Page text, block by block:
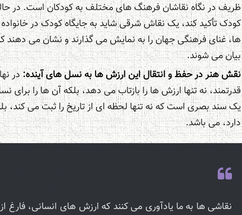
ظریف در نگاه نقاشان فرهنگ های مختلف به کودکان است. در
کودک تأکید کند، یک نقاش شرقی شاید به جایگاه کودک در
ها، غنای فرهنگی جهان را به نمایش می گذارند و نشان می
بیان می شوند.
نقش هنر در حفظ و انتقال این ارزش ها به نسل های آینده:در
قدرتمند، نه تنها ارزش ها را بازتاب می دهد، بلکه آن ها را
یک سند بصری است که نه تنها لحظه ای از تاریخ را ثبت می کند،
دارد، می باشد.
نقاشی ها به ما یادآوری می کنند که ارزش های انسانی،